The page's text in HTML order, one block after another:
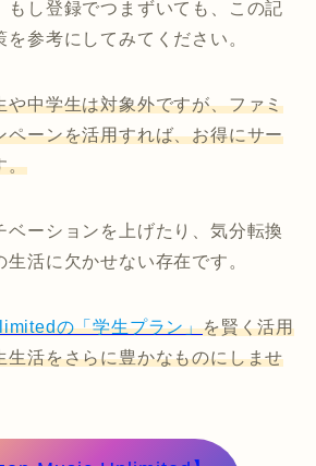
もし登録でつまずいても、この記
参考にしてみてください。
や中学生は対象外ですが、ファミ
ペーンを活用すれば、お得にサー
。
ベーションを上げたり、気分転換
活に欠かせない存在です。
の「学生プラン」を賢く活用
生活をさらに豊かなものにしませ